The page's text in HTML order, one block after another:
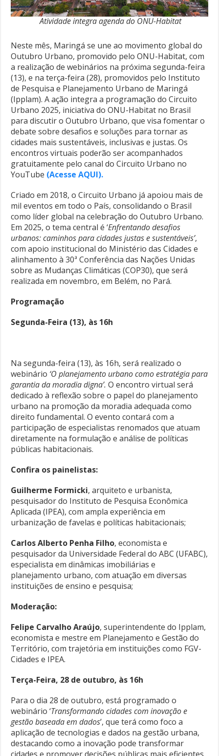
Atividade integra agenda do ONU-Habitat
Neste mês, Maringá se une ao movimento global do
Outubro Urbano, promovido pelo ONU-Habitat, com
a realização de webinários na próxima segunda-feira
(13), e na terça-feira (28), promovidos pelo Instituto
de Pesquisa e Planejamento Urbano de Maringá
(Ipplam). A ação integra a programação do Circuito
Urbano 2025, iniciativa do ONU-Habitat no Brasil
para discutir o Outubro Urbano, que visa fomentar o
debate sobre desafios e soluções para tornar as
cidades mais sustentáveis, inclusivas e justas. Os
encontros virtuais poderão ser acompanhados
gratuitamente pelo canal do Circuito Urbano no
YouTube (Acesse AQUI).
Criado em 2018, o Circuito Urbano já apoiou mais de
mil eventos em todo o País, consolidando o Brasil
como líder global na celebração do Outubro Urbano.
Em 2025, o tema central é ‘Enfrentando desafios
urbanos: caminhos para cidades justas e sustentáveis’,
com apoio institucional do Ministério das Cidades e
alinhamento à 30ª Conferência das Nações Unidas
sobre as Mudanças Climáticas (COP30), que será
realizada em novembro, em Belém, no Pará.
Programação
Segunda-Feira (13), às 16h
Na segunda-feira (13), às 16h, será realizado o
webinário ‘O planejamento urbano como estratégia para
garantia da moradia digna’. O encontro virtual será
dedicado à reflexão sobre o papel do planejamento
urbano na promoção da moradia adequada como
direito fundamental. O evento contará com a
participação de especialistas renomados que atuam
diretamente na formulação e análise de políticas
públicas habitacionais.
Confira os painelistas:
Guilherme Formicki, arquiteto e urbanista,
pesquisador do Instituto de Pesquisa Econômica
Aplicada (IPEA), com ampla experiência em
urbanização de favelas e políticas habitacionais;
Carlos Alberto Penha Filho, economista e
pesquisador da Universidade Federal do ABC (UFABC),
especialista em dinâmicas imobiliárias e
planejamento urbano, com atuação em diversas
instituições de ensino e pesquisa;
Moderação:
Felipe Carvalho Araújo, superintendente do Ipplam,
economista e mestre em Planejamento e Gestão do
Território, com trajetória em instituições como FGV-
Cidades e IPEA.
Terça-Feira, 28 de outubro, às 16h
Para o dia 28 de outubro, está programado o
webinário ‘Transformando cidades com inovação e
gestão baseada em dados’, que terá como foco a
aplicação de tecnologias e dados na gestão urbana,
destacando como a inovação pode transformar